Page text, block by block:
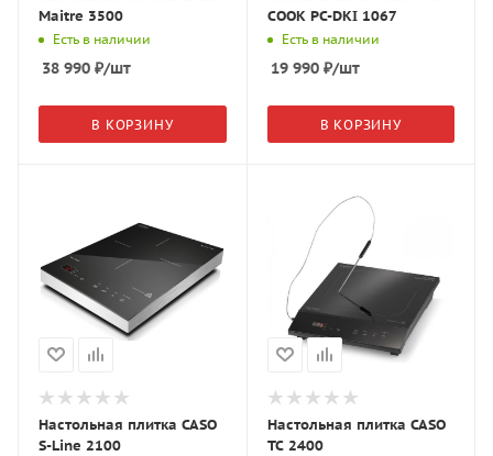
Maitre 3500
Есть в наличии
38 990 ₽/шт
В КОРЗИНУ
COOK PC-DKI 1067
Есть в наличии
19 990₽/шт
В КОРЗИНУ
Настольная плитка CASO
S-Line 2100
Настольная плитка CASO
TC 2400